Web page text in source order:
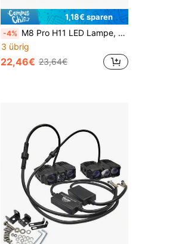
1,18€ sparen
-4% M8 Pro H11 LED Lampe, 12V 25W super hell 8000-12000 Lumen, 6000K Diamant-Weißlicht, kompatibel mit H4/H1/H3/H7/9005/HB3/9006/HB4, Plug and Play einfache Installation, 2 Stück/Set
3 übrig
22,46€ 23,64€